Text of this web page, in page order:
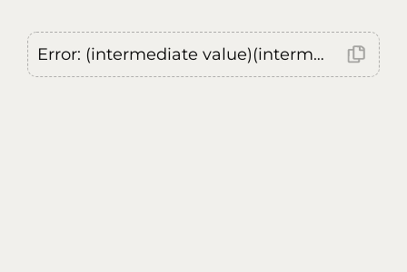
Error: (intermediate value)(intermediate value)(intermediate value).replaceAll is not a function